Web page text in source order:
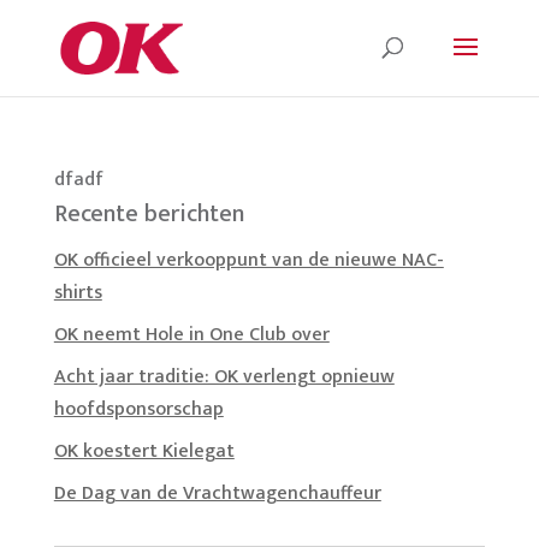
dfadf
Recente berichten
OK officieel verkooppunt van de nieuwe NAC-
shirts
OK neemt Hole in One Club over
Acht jaar traditie: OK verlengt opnieuw
hoofdsponsorschap
OK koestert Kielegat
De Dag van de Vrachtwagenchauffeur